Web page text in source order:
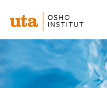
zum
Inhalt